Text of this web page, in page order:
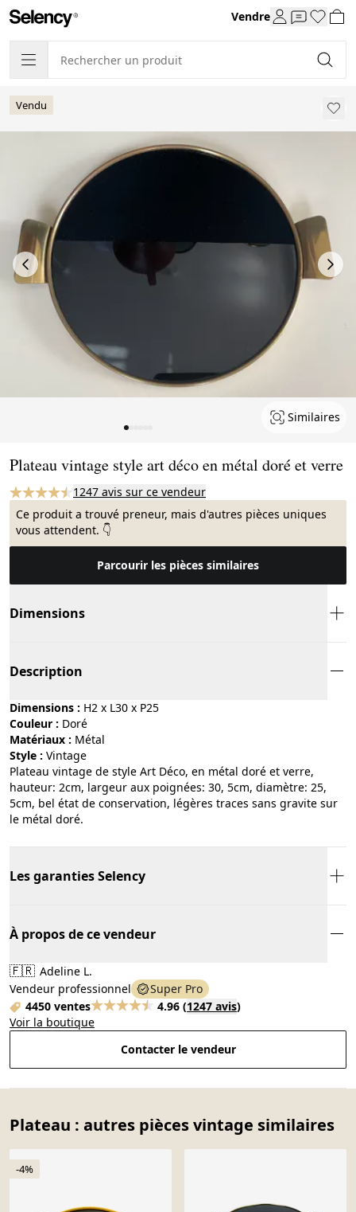
Vendre
Vendu
Similaires
Plateau vintage style art déco en métal doré et verre
1247 avis sur ce vendeur
Ce produit a trouvé preneur, mais d'autres pièces uniques
vous attendent. 👇
Parcourir les pièces similaires
Dimensions
Description
Dimensions : H2 x L30 x P25
Couleur :
doré
Matériaux :
métal
Style :
vintage
Plateau vintage de style Art Déco, en métal doré et verre,
hauteur: 2cm, largeur aux poignées: 30, 5cm, diamètre: 25,
5cm, bel état de conservation, légères traces sans gravite sur
le métal doré.
Les garanties Selency
À propos de ce vendeur
🇫🇷 Adeline L.
Vendeur professionnel
Super Pro
4450 ventes
4.96 (1247 avis)
Voir la boutique
Contacter le vendeur
Plateau : autres pièces vintage similaires
-4%